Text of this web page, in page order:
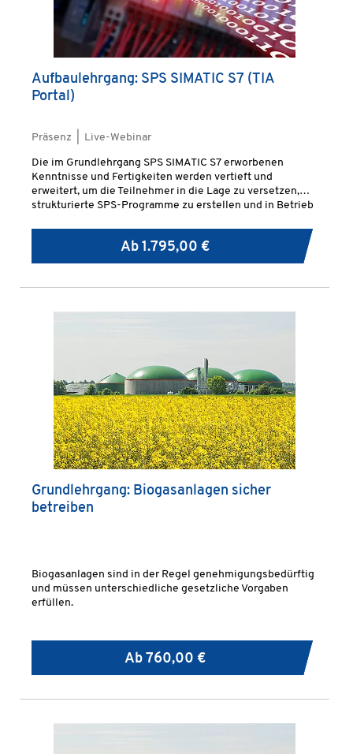
Aufbaulehrgang: SPS SIMATIC S7 (TIA
Portal)
Präsenz | Live-Webinar
Die im Grundlehrgang SPS SIMATIC S7 erworbenen
Kenntnisse und Fertigkeiten werden vertieft und
erweitert, um die Teilnehmer in die Lage zu versetzen,
strukturierte SPS-Programme zu erstellen und in Betrieb
Ab 1.795,00 €
Grundlehrgang: Biogasanlagen sicher
betreiben
Biogasanlagen sind in der Regel genehmigungsbedürftig
und müssen unterschiedliche gesetzliche Vorgaben
erfüllen.
Ab 760,00 €